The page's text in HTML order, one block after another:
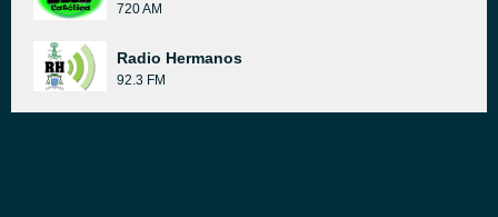
720 AM
Radio Hermanos
92.3 FM